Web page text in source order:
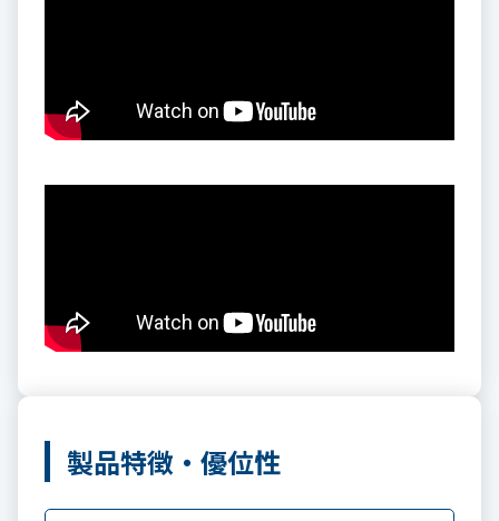
製品特徴・優位性